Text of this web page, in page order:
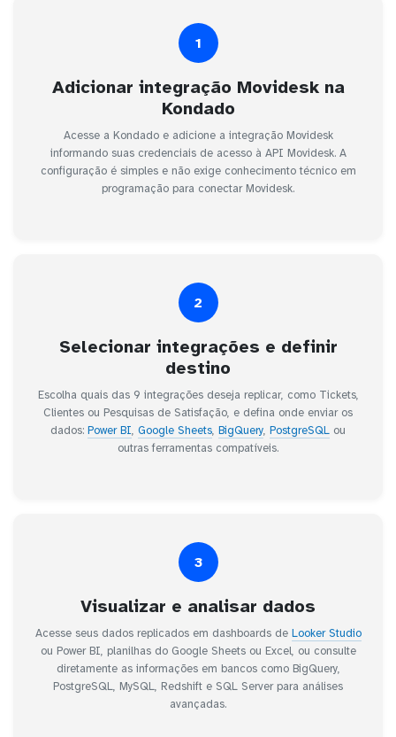
1
Adicionar integração Movidesk na
Kondado
Acesse a Kondado e adicione a integração Movidesk
informando suas credenciais de acesso à API Movidesk. A
configuração é simples e não exige conhecimento técnico em
programação para conectar Movidesk.
2
Selecionar integrações e definir
destino
Escolha quais das 9 integrações deseja replicar, como Tickets,
Clientes ou Pesquisas de Satisfação, e defina onde enviar os
dados: Power BI, Google Sheets, BigQuery, PostgreSQL ou
outras ferramentas compatíveis.
3
Visualizar e analisar dados
Acesse seus dados replicados em dashboards de Looker Studio
ou Power BI, planilhas do Google Sheets ou Excel, ou consulte
diretamente as informações em bancos como BigQuery,
PostgreSQL, MySQL, Redshift e SQL Server para análises
avançadas.